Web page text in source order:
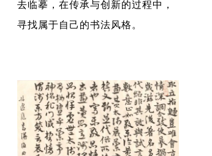
去临摹，在传承与创新的过程中，
寻找属于自己的书法风格。